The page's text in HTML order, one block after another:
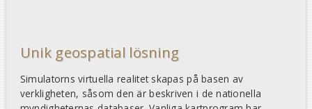
Unik geospatial lösning
Simulatorns virtuella realitet skapas på basen av
verkligheten, såsom den är beskriven i de nationella